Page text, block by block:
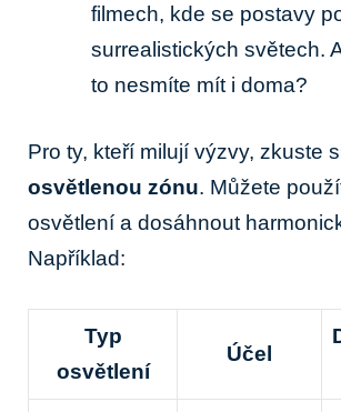
filmech, kde se postavy
surrealistických světech.
to nesmíte mít i doma?
Pro ty, kteří milují výzvy, zkuste
osvětlenou zónu. Můžete
osvětlení a dosáhnout
Například:
Typ
osvětlení
Účel